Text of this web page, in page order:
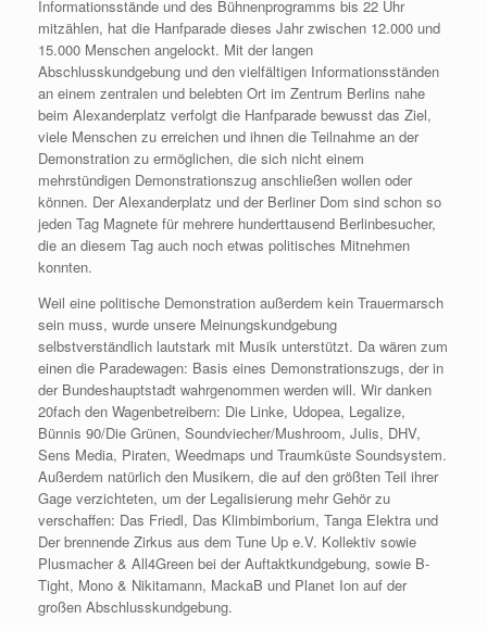
Informationsstände und des Bühnenprogramms bis 22 Uhr
mitzählen, hat die Hanfparade dieses Jahr zwischen 12.000 und
15.000 Menschen angelockt. Mit der langen
Abschlusskundgebung und den vielfältigen Informationsständen
an einem zentralen und belebten Ort im Zentrum Berlins nahe
beim Alexanderplatz verfolgt die Hanfparade bewusst das Ziel,
viele Menschen zu erreichen und ihnen die Teilnahme an der
Demonstration zu ermöglichen, die sich nicht einem
mehrstündigen Demonstrationszug anschließen wollen oder
können. Der Alexanderplatz und der Berliner Dom sind schon so
jeden Tag Magnete für mehrere hunderttausend Berlinbesucher,
die an diesem Tag auch noch etwas politisches Mitnehmen
konnten.
Weil eine politische Demonstration außerdem kein Trauermarsch
sein muss, wurde unsere Meinungskundgebung
selbstverständlich lautstark mit Musik unterstützt. Da wären zum
einen die Paradewagen: Basis eines Demonstrationszugs, der in
der Bundeshauptstadt wahrgenommen werden will. Wir danken
20fach den Wagenbetreibern: Die Linke, Udopea, Legalize,
Bünnis 90/Die Grünen, Soundviecher/Mushroom, Julis, DHV,
Sens Media, Piraten, Weedmaps und Traumküste Soundsystem.
Außerdem natürlich den Musikern, die auf den größten Teil ihrer
Gage verzichteten, um der Legalisierung mehr Gehör zu
verschaffen: Das Friedl, Das Klimbimborium, Tanga Elektra und
Der brennende Zirkus aus dem Tune Up e.V. Kollektiv sowie
Plusmacher & All4Green bei der Auftaktkundgebung, sowie B-
Tight, Mono & Nikitamann, MackaB und Planet Ion auf der
großen Abschlusskundgebung.